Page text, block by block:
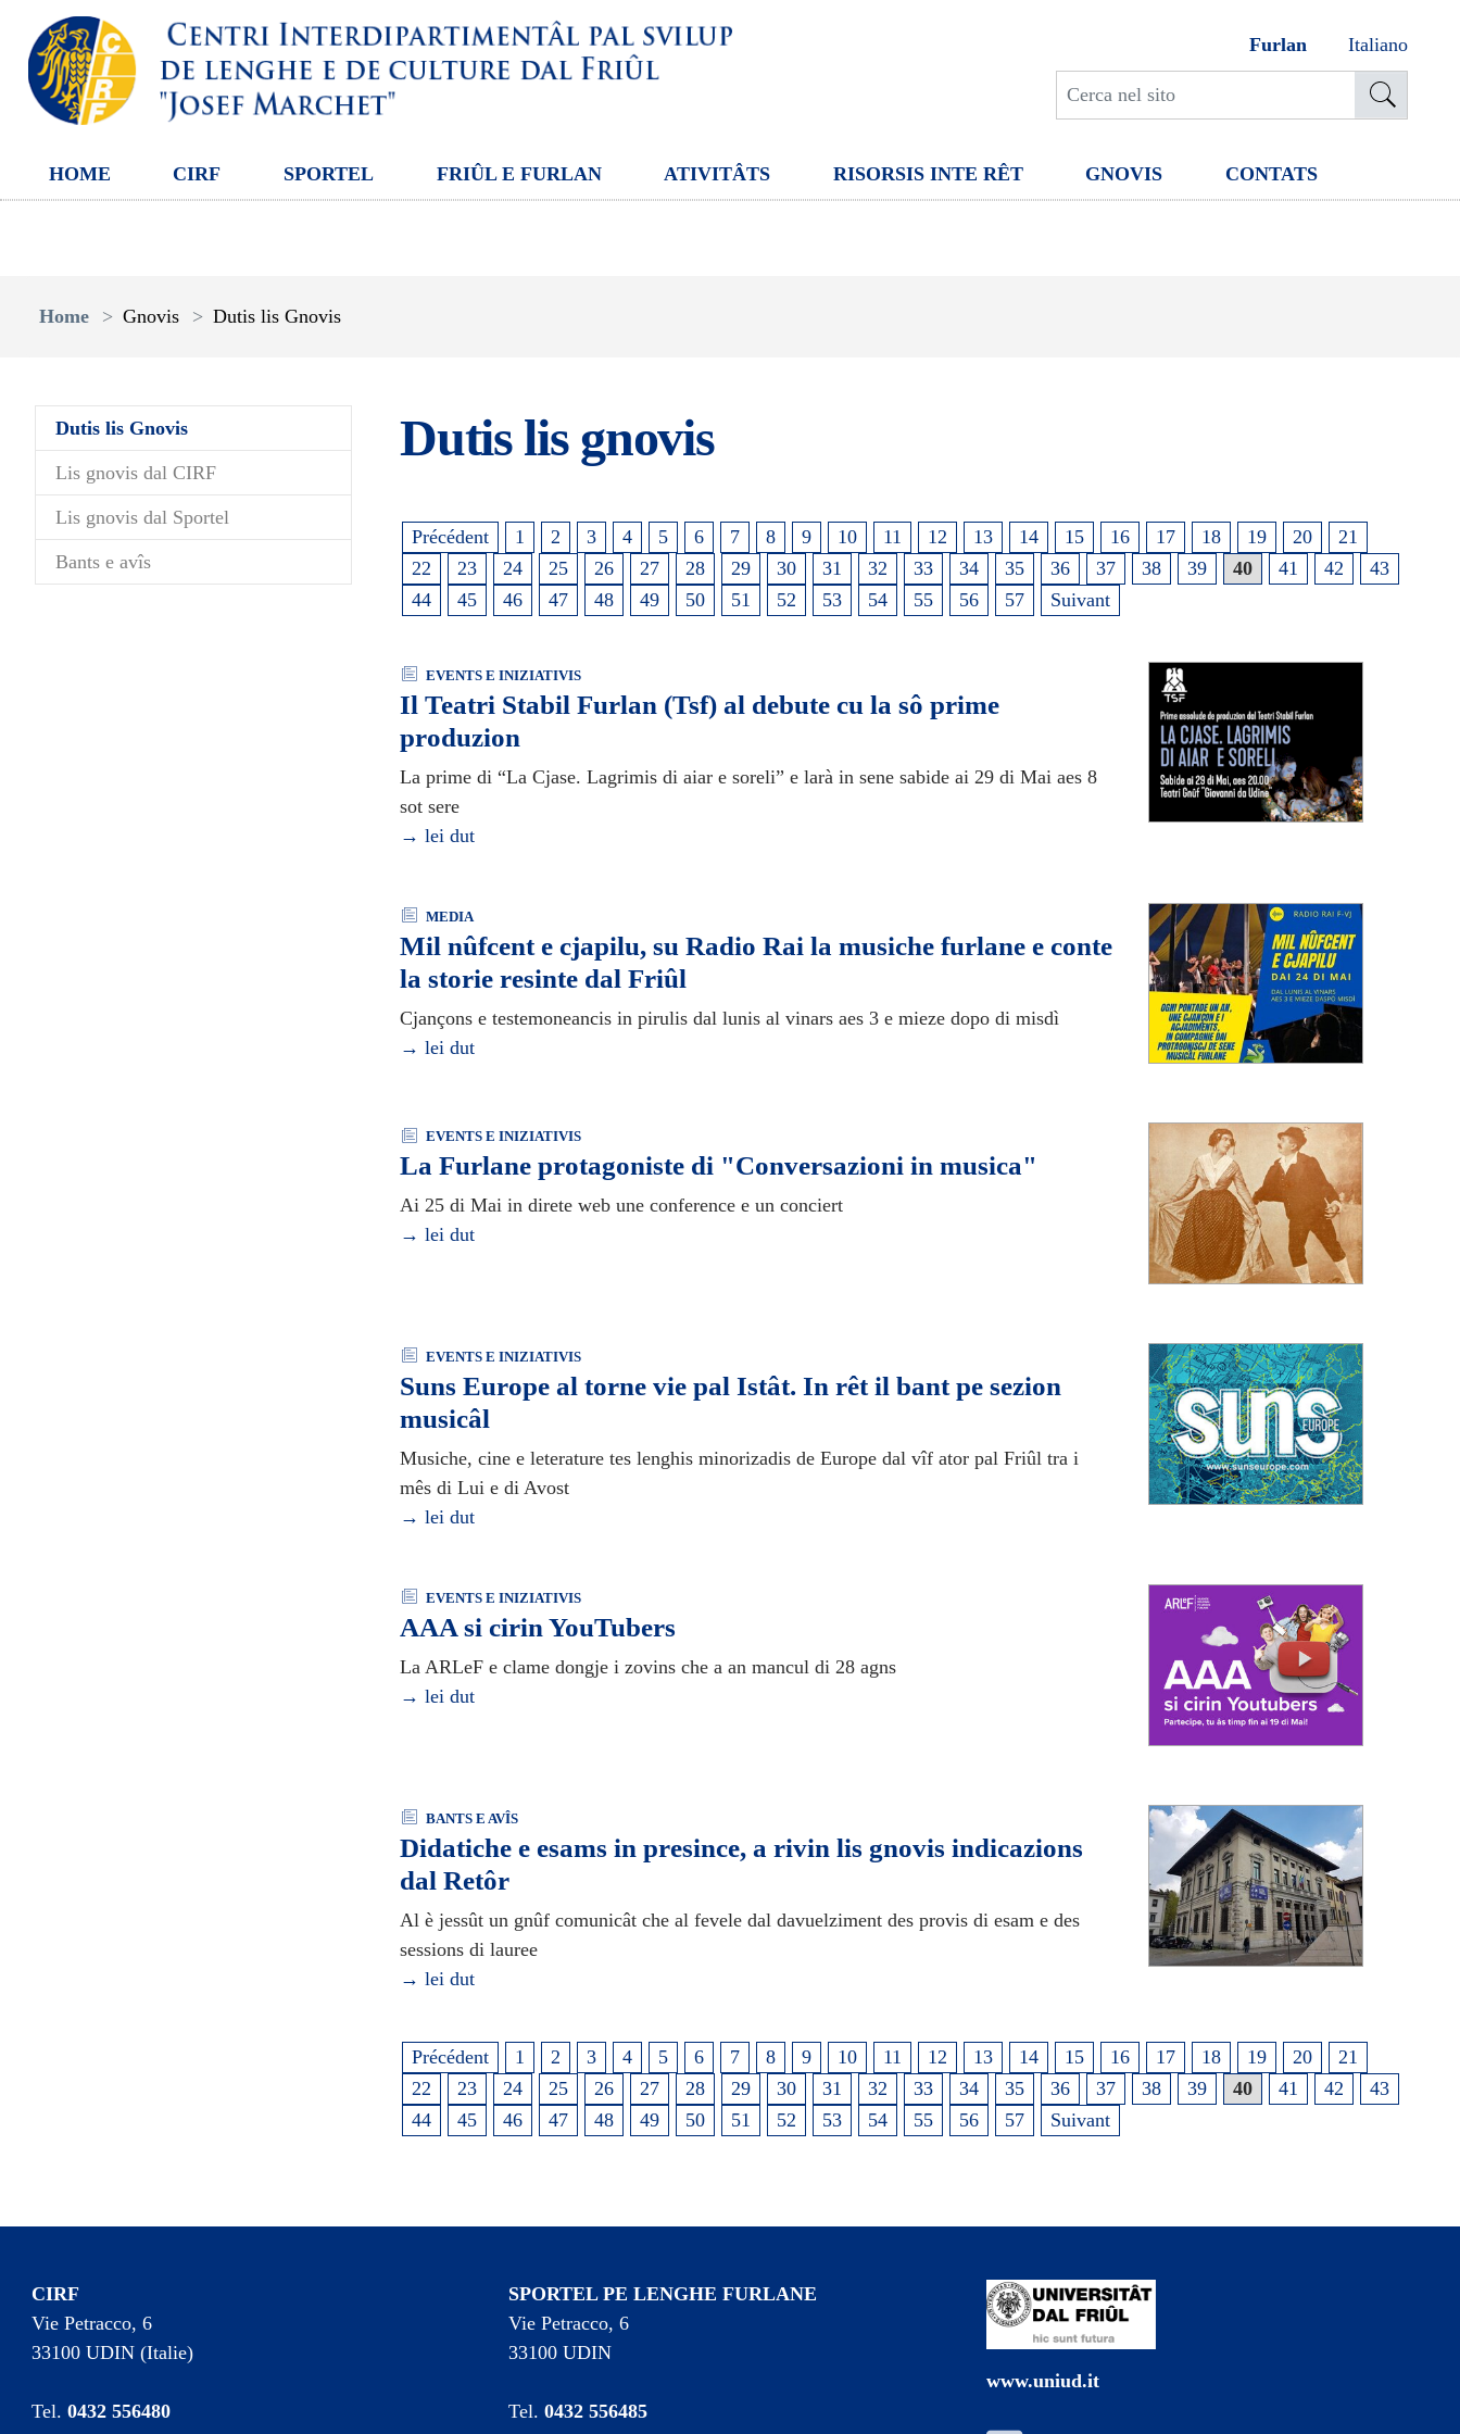
Furlan Italiano
HOME CIRF SPORTEL FRIÛL E FURLAN ATIVITÂTS RISORSIS INTE RÊT GNOVIS CONTATS
Home
Gnovis Dutis lis Gnovis
Dutis lis Gnovis(current)
Lis gnovis dal CIRF
Lis gnovis dal Sportel
Bants e avîs
Dutis lis gnovis
Précédent 1 2 3 4 5 6 7 8 9 10 11 12 13 14 15 16 17 18 19 20
21
22
23 24 25 26 27 28 29 30 31 32 33 34 35 36 37 38 39 40 41 42
43
44
45 46 47 48 49 50 51 52 53 54 55 56 57 Suivant
EVENTS E INIZIATIVIS
Il Teatri Stabil Furlan (Tsf) al debute cu la sô prime
produzion
La prime di “La Cjase. Lagrimis di aiar e soreli” e larà in sene sabide ai 29 di Mai aes 8
sot sere
→ lei dut
MEDIA
Mil nûfcent e cjapilu, su Radio Rai la musiche furlane e conte
la storie resinte dal Friûl
Cjançons e testemoneancis in pirulis dal lunis al vinars aes 3 e mieze dopo di misdì
→ lei dut
EVENTS E INIZIATIVIS
La Furlane protagoniste di "Conversazioni in musica"
Ai 25 di Mai in direte web une conference e un conciert
→ lei dut
EVENTS E INIZIATIVIS
Suns Europe al torne vie pal Istât. In rêt il bant pe sezion
musicâl
Musiche, cine e leterature tes lenghis minorizadis de Europe dal vîf ator pal Friûl tra i
mês di Lui e di Avost
→ lei dut
EVENTS E INIZIATIVIS
AAA si cirin YouTubers
La ARLeF e clame dongje i zovins che a an mancul di 28 agns
→ lei dut
BANTS E AVÎS
Didatiche e esams in presince, a rivin lis gnovis indicazions
dal Retôr
Al è jessût un gnûf comunicât che al fevele dal davuelziment des provis di esam e des
sessions di lauree
→ lei dut
Précédent 1 2 3 4 5 6 7 8 9 10 11 12 13 14 15 16 17 18 19 20
21
22
23 24 25 26 27 28 29 30 31 32 33 34 35 36 37 38 39 40 41 42
43
44
45 46 47 48 49 50 51 52 53 54 55 56 57 Suivant
CIRF
Vie Petracco, 6
33100 UDIN (Italie)
Tel.0432 556480
SPORTEL PE LENGHE FURLANE
Vie Petracco, 6
33100 UDIN
Tel.0432 556485
www.uniud.it